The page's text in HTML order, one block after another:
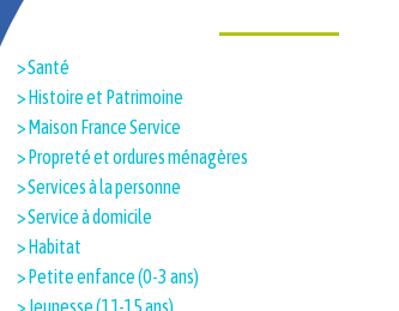
> Santé
> Histoire et Patrimoine​
> Maison France Service
> Propreté et ordures ménagères
> Services à la personne
> Service à domicile
> Habitat
> Petite enfance (0-3 ans)
> Jeunesse (11-15 ans)